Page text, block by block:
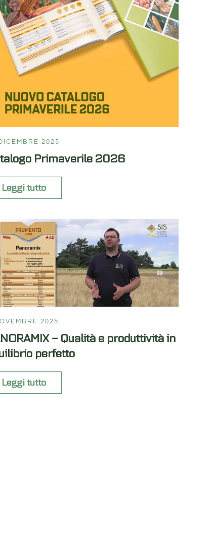
2025
Primaverile 2026
Leggi tutto
2025
– Qualità e produttività in
perfetto
Leggi tutto